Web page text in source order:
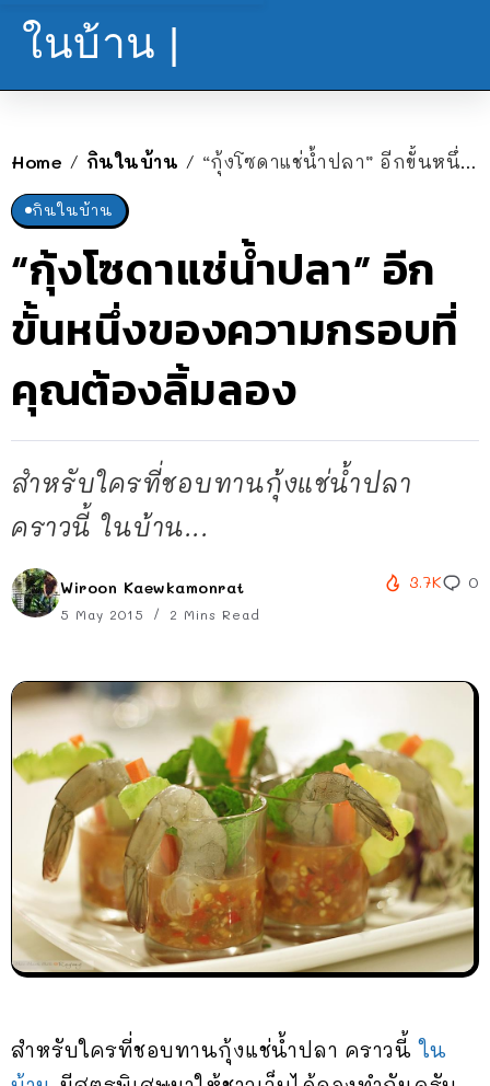
ในบ้าน |
Home / กินในบ้าน / “กุ้งโซดาแช่น้ำปลา” อีกขั้นหนึ่งของความกรอบที่คุณต้องลิ้มลอง
กินในบ้าน
“กุ้งโซดาแช่น้ำปลา” อีก
ขั้นหนึ่งของความกรอบที่
คุณต้องลิ้มลอง
สำหรับใครที่ชอบทานกุ้งแช่น้ำปลา
คราวนี้ ในบ้าน...
Wiroon Kaewkamonrat
5 May 2015 2 Mins Read
3.7K 0
สำหรับใครที่ชอบทานกุ้งแช่น้ำปลา คราวนี้ใน